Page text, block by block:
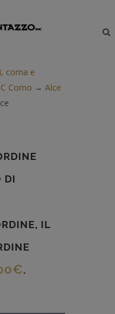
corna e
Corno → Alce
DI
IL
€.